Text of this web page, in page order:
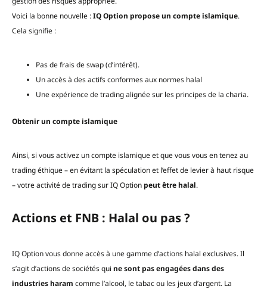
Voici la bonne nouvelle :IQ Option propose un compte islamique.
Cela signifie :
Pas de frais de swap (d’intérêt).
Un accès à des actifs conformes aux normes halal
Une expérience de trading alignée sur les principes de la charia.
Obtenir un compte islamique
Ainsi, si vous activez un compte islamique et que vous vous en tenez au
trading éthique – en évitant la spéculation et l’effet de levier à haut risque
– votre activité de trading sur IQ Optionpeut être halal.
Actions et FNB : Halal ou pas ?
IQ Option vous donne accès à une gamme d’actions halal exclusives. Il
s’agit d’actions de sociétés qui ne sont pas engagées dans des
industries haram comme l’alcool, le tabac ou les jeux d’argent. La